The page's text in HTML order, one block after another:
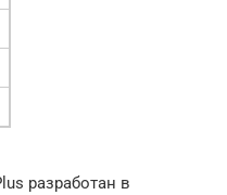
разработан в